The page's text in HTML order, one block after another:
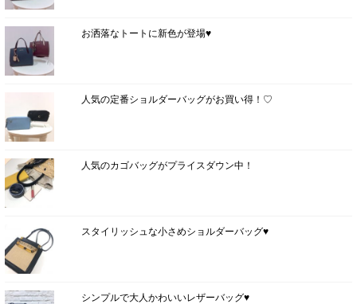
お洒落なトートに新色が登場♥
人気の定番ショルダーバッグがお買い得！♡
人気のカゴバッグがプライスダウン中！
スタイリッシュな小さめショルダーバッグ♥
シンプルで大人かわいいレザーバッグ♥